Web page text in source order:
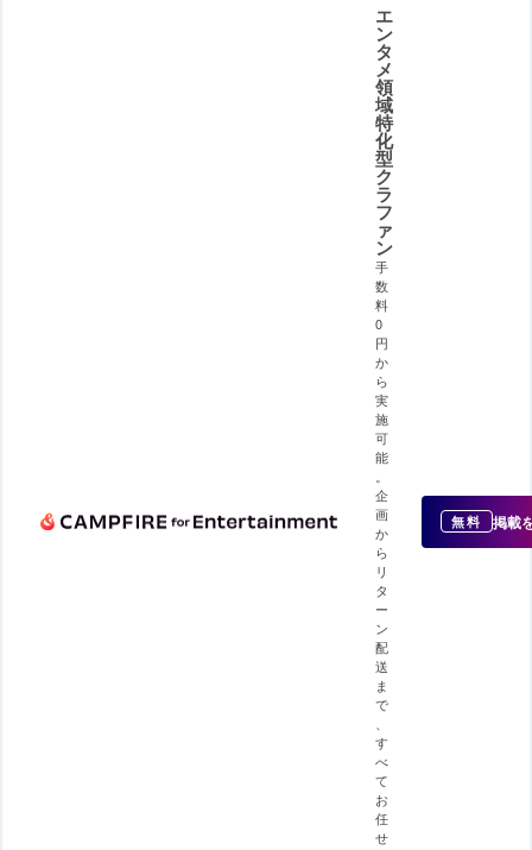
エ
ン
タ
メ
領
域
特
化
型
ク
ラ
フ
ァ
ン
手
数
料
0
円
か
ら
実
施
可
能
企
画
か
ら
リ
タ
ー
ン
配
送
ま
で
す
べ
て
お
任
せ
無料 掲載